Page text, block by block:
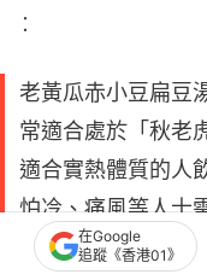
︰
老黃瓜赤小豆扁豆
常適合處於「秋老
適合實熱體質的人
怕冷、痛風等人士
次。
在Google
追蹤《香港01》